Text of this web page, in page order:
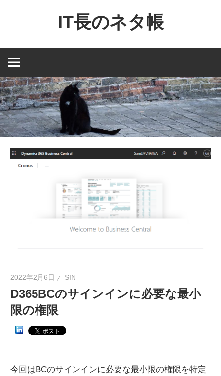
ン
へ
ス
キ
ッ
プ
IT長のネタ帳
NAV
Dynamics365
financial
を
中
に
2022年2月6日 SIN
D365BCのサインインに必要な最小
限の権限
今回はBCのサインインに必要な最小限の権限を特定